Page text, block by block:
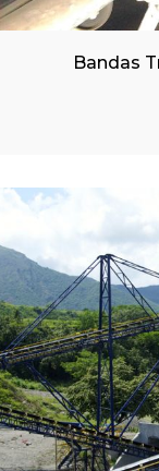
Bandas